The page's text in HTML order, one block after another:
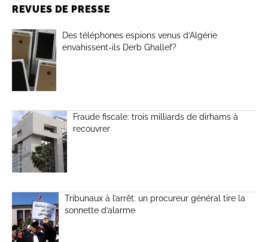
REVUES DE PRESSE
Des téléphones espions venus d’Algérie
envahissent-ils Derb Ghallef?
Fraude fiscale: trois milliards de dirhams à
recouvrer
Tribunaux à l’arrêt: un procureur général tire la
sonnette d’alarme